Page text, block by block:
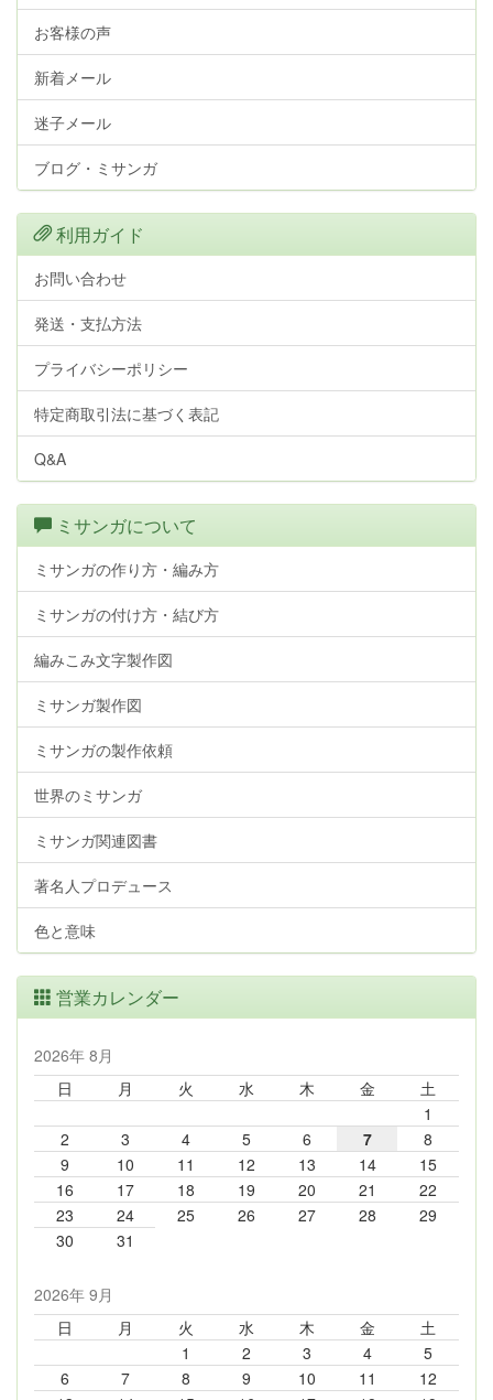
お客様の声
新着メール
迷子メール
ブログ・ミサンガ
利用ガイド
お問い合わせ
発送・支払方法
プライバシーポリシー
特定商取引法に基づく表記
Q&A
ミサンガについて
ミサンガの作り方・編み方
ミサンガの付け方・結び方
編みこみ文字製作図
ミサンガ製作図
ミサンガの製作依頼
世界のミサンガ
ミサンガ関連図書
著名人プロデュース
色と意味
営業カレンダー
2026年 8月
日
月 火 水 木 金
土
1
2
3 4 5 6 7
8
9
10 11 12 13 14
15
16
17 18 19 20 21
22
23
24 25 26 27 28
29
30
31
2026年 9月
日
月 火 水 木 金
土
1
2 3 4
5
6
7 8 9 10 11
12